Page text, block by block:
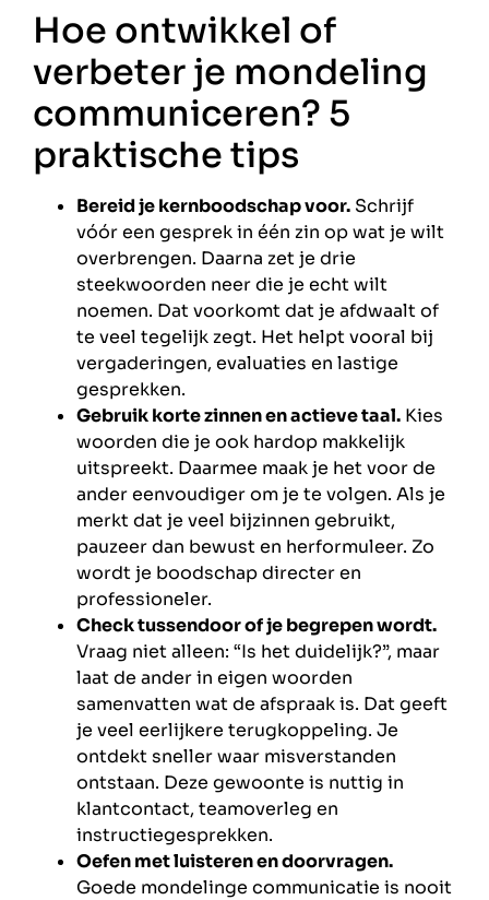
Hoe ontwikkel of
verbeter je mondeling
communiceren? 5
praktische tips
Bereid je kernboodschap voor. Schrijf
vóór een gesprek in één zin op wat je wilt
overbrengen. Daarna zet je drie
steekwoorden neer die je echt wilt
noemen. Dat voorkomt dat je afdwaalt of
te veel tegelijk zegt. Het helpt vooral bij
vergaderingen, evaluaties en lastige
gesprekken.
Gebruik korte zinnen en actieve taal. Kies
woorden die je ook hardop makkelijk
uitspreekt. Daarmee maak je het voor de
ander eenvoudiger om je te volgen. Als je
merkt dat je veel bijzinnen gebruikt,
pauzeer dan bewust en herformuleer. Zo
wordt je boodschap directer en
professioneler.
Check tussendoor of je begrepen wordt.
Vraag niet alleen: “Is het duidelijk?”, maar
laat de ander in eigen woorden
samenvatten wat de afspraak is. Dat geeft
je veel eerlijkere terugkoppeling. Je
ontdekt sneller waar misverstanden
ontstaan. Deze gewoonte is nuttig in
klantcontact, teamoverleg en
instructiegesprekken.
Oefen met luisteren en doorvragen.
Goede mondelinge communicatie is nooit